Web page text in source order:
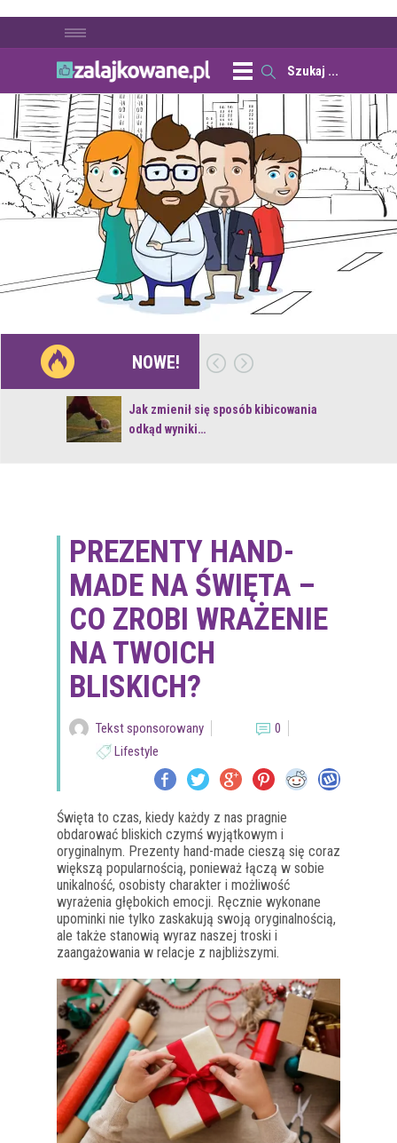
NOWE!
Jak zmienił się sposób kibicowania
odkąd wyniki…
PREZENTY HAND-
MADE NA ŚWIĘTA –
CO ZROBI WRAŻENIE
NA TWOICH
BLISKICH?
Tekst sponsorowany
0
Lifestyle
Święta to czas, kiedy każdy z nas pragnie
obdarować bliskich czymś wyjątkowym i
oryginalnym. Prezenty hand-made cieszą się coraz
większą popularnością, ponieważ łączą w sobie
unikalność, osobisty charakter i możliwość
wyrażenia głębokich emocji. Ręcznie wykonane
upominki nie tylko zaskakują swoją oryginalnością,
ale także stanowią wyraz naszej troski i
zaangażowania w relacje z najbliższymi.